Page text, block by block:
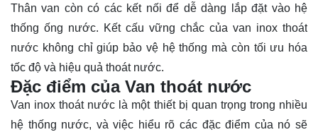
Thân van còn có các kết nối để dễ dàng lắp đặt vào hệ
thống ống nước. Kết cấu vững chắc của van inox thoát
nước không chỉ giúp bảo vệ hệ thống mà còn tối ưu hóa
tốc độ và hiệu quả thoát nước.
Đặc điểm của Van thoát nước
Van inox thoát nước là một thiết bị quan trọng trong nhiều
hệ thống nước, và việc hiểu rõ các đặc điểm của nó sẽ